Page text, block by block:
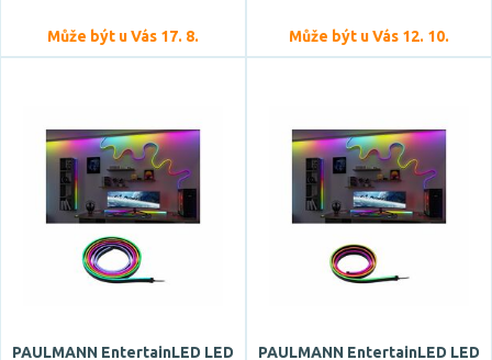
Může být u Vás 17. 8. Může být u Vás 12. 10.
PAULMANN EntertainLED LED
PAULMANN EntertainLED LED